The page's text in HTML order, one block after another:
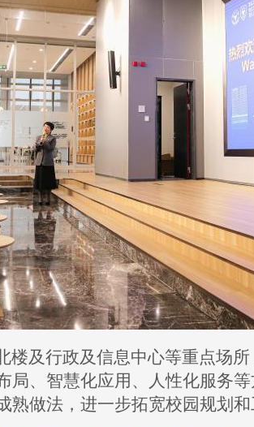
及行政及信息中心等重点场
、智慧化应用、人性化服务
做法，进一步拓宽校园规划